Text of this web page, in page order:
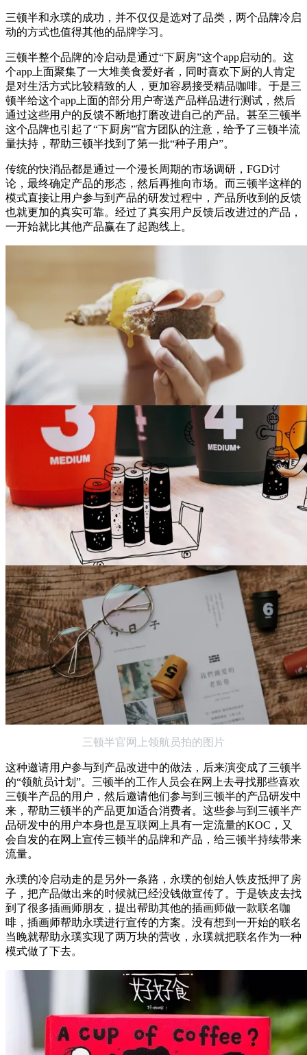
三顿半和永璞的成功，并不仅仅是选对了品类，两个品牌冷启
动的方式也值得其他的品牌学习。
三顿半整个品牌的冷启动是通过“下厨房”这个app启动的。这
个app上面聚集了一大堆美食爱好者，同时喜欢下厨的人肯定
是对生活方式比较精致的人，更加容易接受精品咖啡。于是三
顿半给这个app上面的部分用户寄送产品样品进行测试，然后
通过这些用户的反馈不断地打磨改进自己的产品。甚至三顿半
这个品牌也引起了“下厨房”官方团队的注意，给予了三顿半流
量扶持，帮助三顿半找到了第一批“种子用户”。
传统的快消品都是通过一个漫长周期的市场调研，FGD讨
论，最终确定产品的形态，然后再推向市场。而三顿半这样的
模式直接让用户参与到产品的研发过程中，产品所收到的反馈
也就更加的真实可靠。经过了真实用户反馈后改进过的产品，
一开始就比其他产品赢在了起跑线上。
三顿半官网上领航员拍的图片
这种邀请用户参与到产品改进中的做法，后来演变成了三顿半
的“领航员计划”。三顿半的工作人员会在网上去寻找那些喜欢
三顿半产品的用户，然后邀请他们参与到三顿半的产品研发中
来，帮助三顿半的产品更加适合消费者。这些参与到三顿半产
品研发中的用户本身也是互联网上具有一定流量的KOC，又
会自发的在网上宣传三顿半的品牌和产品，给三顿半持续带来
流量。
永璞的冷启动走的是另外一条路，永璞的创始人铁皮抵押了房
子，把产品做出来的时候就已经没钱做宣传了。于是铁皮去找
到了很多插画师朋友，提出帮助其他的插画师做一款联名咖
啡，插画师帮助永璞进行宣传的方案。没有想到一开始的联名
当晚就帮助永璞实现了两万块的营收，永璞就把联名作为一种
模式做了下去。